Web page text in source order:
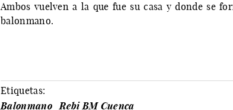
Ambos vuelven a la que fue su casa y donde se
balonmano.
Etiquetas:
Balonmano
Rebi BM Cuenca